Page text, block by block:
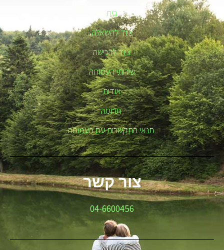
בית
ציוד להשאלה
ציוד לרכישה
שירותי העמותה
אודות
תרומה
תנאי התקשרות עם העמותה
צור קשר
04-6600456